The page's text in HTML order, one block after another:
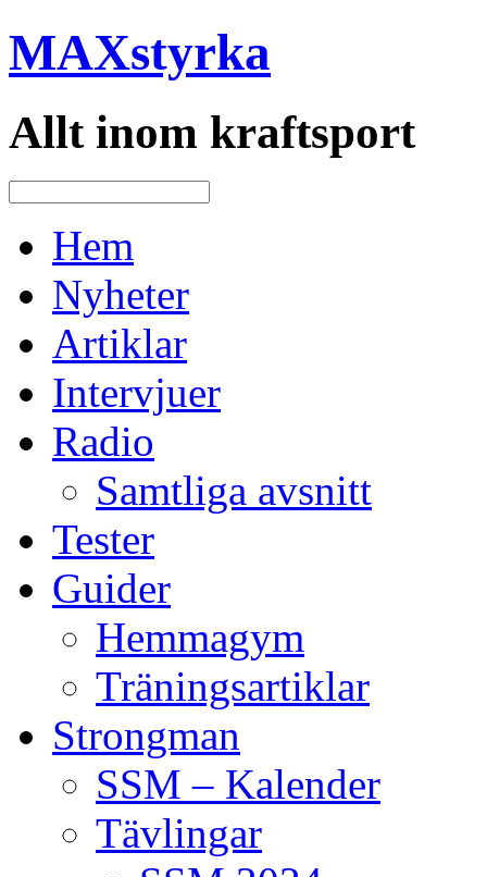
MAXstyrka
Allt inom kraftsport
Hem
Nyheter
Artiklar
Intervjuer
Radio
Samtliga avsnitt
Tester
Guider
Hemmagym
Träningsartiklar
Strongman
SSM – Kalender
Tävlingar